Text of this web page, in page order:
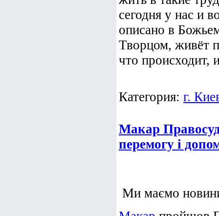
сегодня у нас и
описано в
Творцом, живёт
что происходит,
Категория: г.
Макар
перемогу і
Ми маємо